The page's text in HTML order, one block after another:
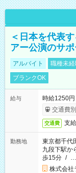
＜日本を代表
アー公演のサ
アルバイト 職種未
ブランクOK
給与
時給1250円
交通費
交通費 支
勤務地
東京都千代
九段下駅か
歩15分 / …
株式会社